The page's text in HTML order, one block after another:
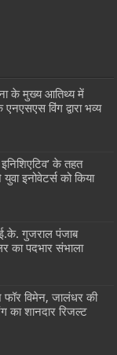
के मुख्य आतिथ्य में
एनएसएस विंग द्वारा भव्य
के तहत
इनोवेटर्स को किया
गुजराल पंजाब
का पदभार संभाला
विमेन, जालंधर की
शानदार रिजल्ट